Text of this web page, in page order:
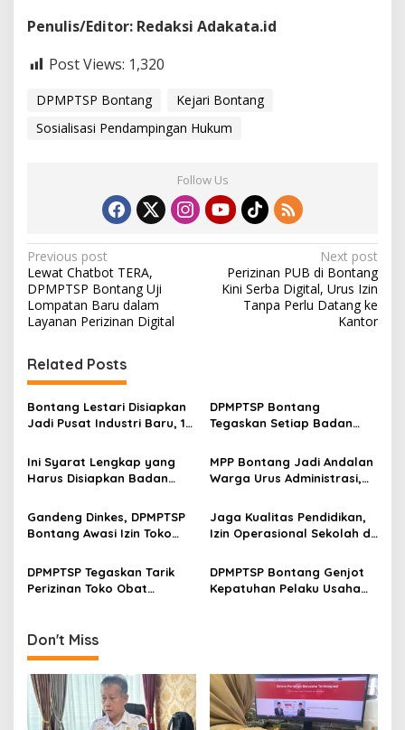
Penulis/Editor: Redaksi Adakata.id
Post Views: 1,320
DPMPTSP Bontang
Kejari Bontang
Sosialisasi Pendampingan Hukum
Follow Us
P
o
s
t
n
a
v
i
g
a
t
i
o
n
Previous post
Lewat Chatbot TERA,
DPMPTSP Bontang Uji
Lompatan Baru dalam
Layanan Perizinan Digital
Next post
Perizinan PUB di Bontang
Kini Serba Digital, Urus Izin
Tanpa Perlu Datang ke
Kantor
Related Posts
Bontang Lestari Disiapkan
Jadi Pusat Industri Baru, 18
Dipetakan
DPMPTSP Bontang
Tegaskan Setiap Badan
Legalitas Usaha
Ini Syarat Lengkap yang
Harus Disiapkan Badan
Lewat OSS
MPP Bontang Jadi Andalan
Warga Urus Administrasi,
Diminati Meski Serba Digital
Gandeng Dinkes, DPMPTSP
Bontang Awasi Izin Toko
Jaga Kualitas Pendidikan,
Izin Operasional Sekolah di
Pemenuhan Standar
Minimal
DPMPTSP Tegaskan Tarik
Perizinan Toko Obat
DPMPTSP Bontang Genjot
Kepatuhan Pelaku Usaha
Don't Miss